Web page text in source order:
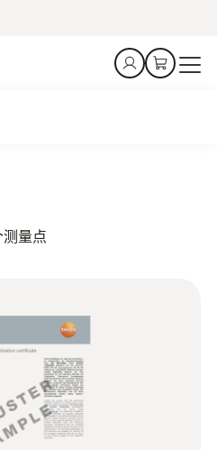
测量点